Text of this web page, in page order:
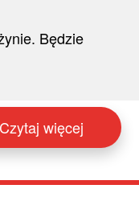
Będzie
Czytaj więcej